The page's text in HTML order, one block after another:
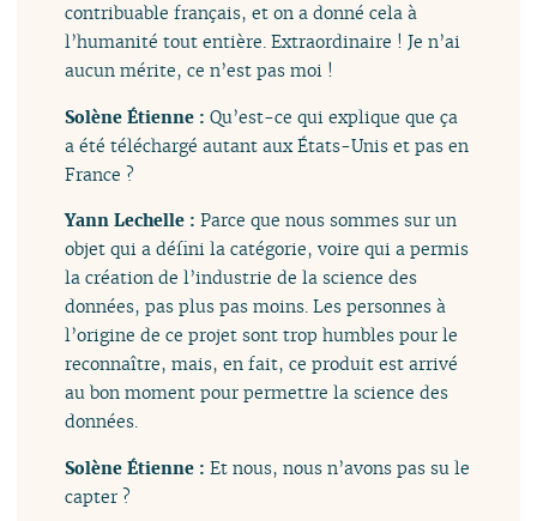
contribuable français, et on a donné cela à
l’humanité tout entière. Extraordinaire ! Je n’ai
aucun mérite, ce n’est pas moi !
Solène Étienne :Qu’est-ce qui explique que ça
a été téléchargé autant aux États-Unis et pas en
France ?
Yann Lechelle :Parce que nous sommes sur un
objet qui a défini la catégorie, voire qui a permis
la création de l’industrie de la science des
données, pas plus pas moins. Les personnes à
l’origine de ce projet sont trop humbles pour le
reconnaître, mais, en fait, ce produit est arrivé
au bon moment pour permettre la science des
données.
Solène Étienne :Et nous, nous n’avons pas su le
capter ?